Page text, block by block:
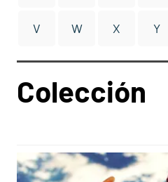
V W X Y
Colección